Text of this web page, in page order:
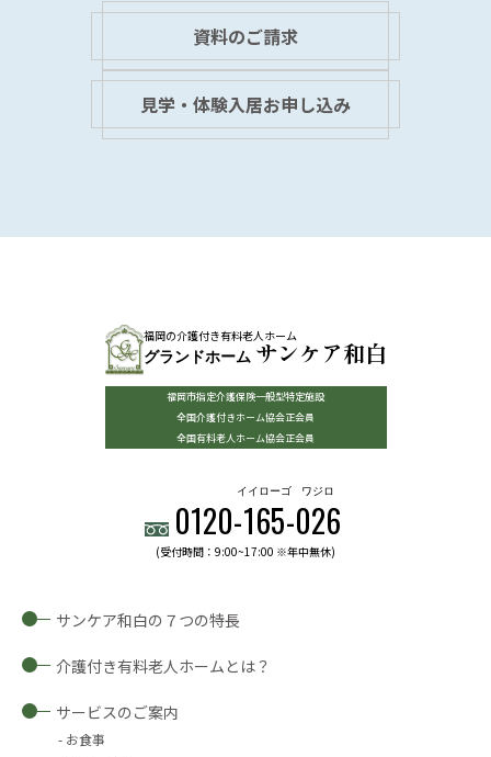
資料のご請求
見学・体験入居お申し込み
福岡の介護付き有料老人ホーム
グランドホーム サンケア和白
福岡市指定介護保険一般型特定施設
全国介護付きホーム協会正会員
全国有料老人ホーム協会正会員
0120-165
イイローゴ
-026
ワジロ
(受付時間：9:00~17:00 ※年中無休)
サンケア和白の７つの特長
介護付き有料老人ホームとは？
サービスのご案内
お食事